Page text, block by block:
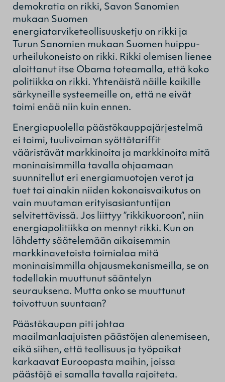
demokratia on rikki, Savon Sanomien
mukaan Suomen
energiatarviketeollisuusketju on rikki ja
Turun Sanomien mukaan Suomen huippu-
urheilukoneisto on rikki. Rikki olemisen lienee
aloittanut itse Obama toteamalla, että koko
politiikka on rikki. Yhtenäistä näille kaikille
särkyneille systeemeille on, että ne eivät
toimi enää niin kuin ennen.
Energiapuolella päästökauppajärjestelmä
ei toimi, tuulivoiman syöttötariffit
vääristävät markkinoita ja markkinoita mitä
moninaisimmilla tavalla ohjaamaan
suunnitellut eri energiamuotojen verot ja
tuet tai ainakin niiden kokonaisvaikutus on
vain muutaman erityisasiantuntijan
selvitettävissä. Jos liittyy ”rikkikuoroon”, niin
energiapolitiikka on mennyt rikki. Kun on
lähdetty säätelemään aikaisemmin
markkinavetoista toimialaa mitä
moninaisimmilla ohjausmekanismeilla, se on
todellakin muuttunut sääntelyn
seurauksena. Mutta onko se muuttunut
toivottuun suuntaan?
Päästökaupan piti johtaa
maailmanlaajuisten päästöjen alenemiseen,
eikä siihen, että teollisuus ja työpaikat
karkaavat Euroopasta maihin, joissa
päästöjä ei samalla tavalla rajoiteta.